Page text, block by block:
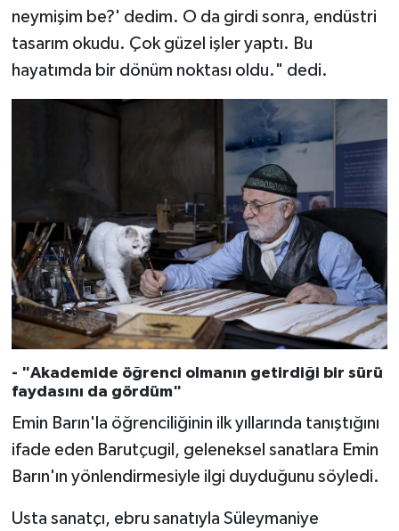
neymişim be?' dedim. O da girdi sonra, endüstri
tasarım okudu. Çok güzel işler yaptı. Bu
hayatımda bir dönüm noktası oldu." dedi.
- "Akademide öğrenci olmanın getirdiği bir sürü
faydasını da gördüm"
Emin Barın'la öğrenciliğinin ilk yıllarında tanıştığını
ifade eden Barutçugil, geleneksel sanatlara Emin
Barın'ın yönlendirmesiyle ilgi duyduğunu söyledi.
Usta sanatçı, ebru sanatıyla Süleymaniye
Samsun Müftülüğü
Siirt Müftülüğü
Sinop Müftülüğü
Şanlıurfa Müftülüğü
Şırnak Müftülüğü
Tekirdağ Müftülüğü
Tokat Müftülüğü
Trabzon Müftülüğü
Tunceli Müftülüğü
Uşak Müftülüğü
Van Müftülüğü